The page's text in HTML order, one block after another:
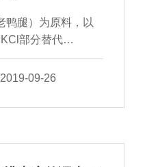
鸭腿）为原料，以
部分替代
；A2组：
；
产品品质特性指标和
组卤鸭制品相比，
09-26